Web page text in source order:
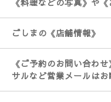
《料理などの写真》や《
ごしまの《店舗情報》
《ご予約のお問い
サルなど営業メールは